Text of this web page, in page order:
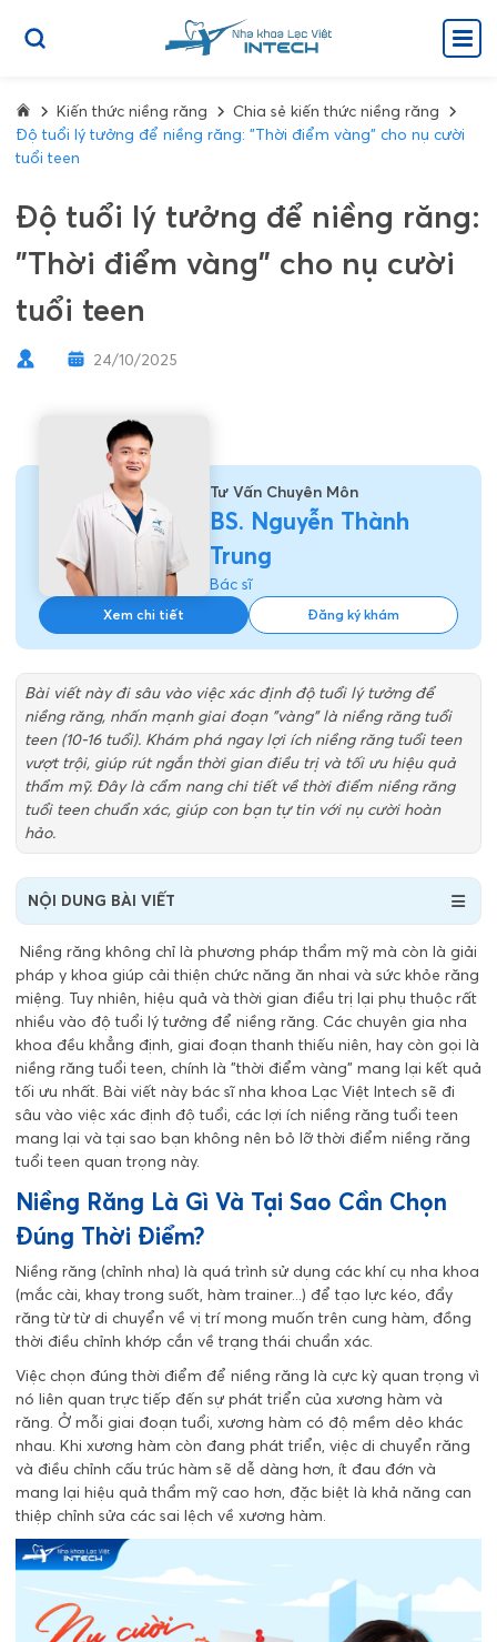
Kiến thức niềng răng
Chia sẻ kiến thức niềng răng
Độ tuổi lý tưởng để niềng răng: "Thời điểm vàng" cho nụ cười
tuổi teen
Độ tuổi lý tưởng để niềng răng:
"Thời điểm vàng" cho nụ cười
tuổi teen
24/10/2025
Tư Vấn Chuyên Môn
BS. Nguyễn Thành
Trung
Bác sĩ
Xem chi tiết Đăng ký khám
Bài viết này đi sâu vào việc xác định độ tuổi lý tưởng để
niềng răng, nhấn mạnh giai đoạn "vàng" là niềng răng tuổi
teen (10-16 tuổi). Khám phá ngay lợi ích niềng răng tuổi teen
vượt trội, giúp rút ngắn thời gian điều trị và tối ưu hiệu quả
thẩm mỹ. Đây là cẩm nang chi tiết về thời điểm niềng răng
tuổi teen chuẩn xác, giúp con bạn tự tin với nụ cười hoàn
hảo.
NỘI DUNG BÀI VIẾT
Niềng răng không chỉ là phương pháp thẩm mỹ mà còn là giải
pháp y khoa giúp cải thiện chức năng ăn nhai và sức khỏe răng
miệng. Tuy nhiên, hiệu quả và thời gian điều trị lại phụ thuộc rất
nhiều vào độ tuổi lý tưởng để niềng răng. Các chuyên gia nha
khoa đều khẳng định, giai đoạn thanh thiếu niên, hay còn gọi là
niềng răng tuổi teen, chính là "thời điểm vàng" mang lại kết quả
tối ưu nhất. Bài viết này bác sĩnha khoa Lạc Việt Intech sẽ đi
sâu vào việc xác định độ tuổi, các lợi ích niềng răng tuổi teen
mang lại và tại sao bạn không nên bỏ lỡ thời điểm niềng răng
tuổi teen quan trọng này.
Niềng Răng Là Gì Và Tại Sao Cần Chọn
Đúng Thời Điểm?
Niềng răng (chỉnh nha) là quá trình sử dụng các khí cụ nha khoa
(mắc cài, khay trong suốt, hàm trainer...) để tạo lực kéo, đẩy
răng từ từ di chuyển về vị trí mong muốn trên cung hàm, đồng
thời điều chỉnh khớp cắn về trạng thái chuẩn xác.
Việc chọn đúng thời điểm để niềng răng là cực kỳ quan trọng vì
nó liên quan trực tiếp đến sự phát triển của xương hàm và
răng. Ở mỗi giai đoạn tuổi, xương hàm có độ mềm dẻo khác
nhau. Khi xương hàm còn đang phát triển, việc di chuyển răng
và điều chỉnh cấu trúc hàm sẽ dễ dàng hơn, ít đau đớn và
mang lại hiệu quả thẩm mỹ cao hơn, đặc biệt là khả năng can
thiệp chỉnh sửa các sai lệch về xương hàm.